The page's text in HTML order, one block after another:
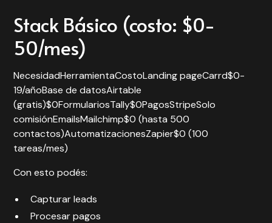
Stack Básico (costo: $0-
50/mes)
NecesidadHerramientaCostoLanding pageCarrd$0-
19/añoBase de datosAirtable
(gratis)$0FormulariosTally$0PagosStripeSolo
comisiónEmailsMailchimp$0 (hasta 500
contactos)AutomatizacionesZapier$0 (100
tareas/mes)
Con esto podés:
Capturar leads
Procesar pagos